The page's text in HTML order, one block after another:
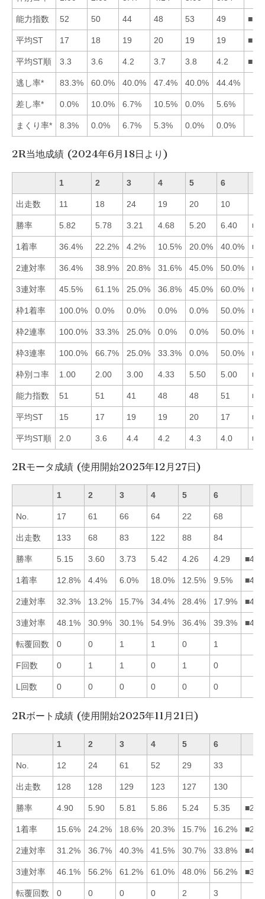
能力指数 52 50 44 48 53 49
平均ST 17 18 19 20 19 19
平均ST順 3.3 3.6 4.2 3.7 3.8 4.2
逃し率* 83.3% 60.0% 40.0% 47.4% 40.0% 44.4%
差し率* 0.0% 10.0% 6.7% 10.5% 0.0% 5.6%
まくり率* 8.3% 0.0% 6.7% 5.3% 0.0% 0.0%
2R当地成績 (2024年6月18日より)
1 2 3 4 5 6
出走数 11 18 24 19 20 10
勝率 5.82 5.78 3.21 4.68 5.20 6.40
1着率 36.4% 22.2% 4.2% 10.5% 20.0% 40.0%
2連対率 36.4% 38.9% 20.8% 31.6% 45.0% 50.0%
3連対率 45.5% 61.1% 25.0% 36.8% 45.0% 60.0%
枠1着率 100.0% 0.0% 0.0% 0.0% 0.0% 50.0%
枠2連率 100.0% 33.3% 25.0% 0.0% 0.0% 50.0%
枠3連率 100.0% 66.7% 25.0% 33.3% 0.0% 50.0%
枠別コ率 1.00 2.00 3.00 4.33 5.50 5.00
能力指数 51 51 41 48 48 51
平均ST 15 17 19 19 20 17
平均ST順 2.0 3.6 4.4 4.2 4.3 4.0
2Rモータ成績 (使用開始2025年12月27日)
1 2 3 4 5 6
No. 17 61 66 64 22 68
出走数 133 68 83 122 88 84
勝率 5.15 3.60 3.73 5.42 4.26 4.29
1着率 12.8% 4.4% 6.0% 18.0% 12.5% 9.5%
2連対率 32.3% 13.2% 15.7% 34.4% 28.4% 17.9%
3連対率 48.1% 30.9% 30.1% 54.9% 36.4% 39.3%
転覆回数 0 0 1 1 0 1
F回数 0 1 1 0 1 0
L回数 0 0 0 0 0 0
2Rボート成績 (使用開始2025年11月21日)
1 2 3 4 5 6
No. 12 24 61 52 29 33
出走数 128 128 129 123 127 130
勝率 4.90 5.90 5.81 5.86 5.24 5.35
1着率 15.6% 24.2% 18.6% 20.3% 15.7% 16.2%
2連対率 31.2% 36.7% 40.3% 41.5% 30.7% 33.8%
3連対率 46.1% 56.2% 61.2% 61.0% 48.0% 56.2%
転覆回数 0 0 0 0 2 3